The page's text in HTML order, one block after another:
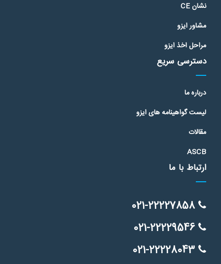
نشان CE
مشاور ایزو
مراحل اخذ ایزو
دسترسی سریع
درباره ما
لیست گواهینامه های ایزو
مقالات
ASCB
ارتباط با ما
021-22227858
021-22229546
021-22228043